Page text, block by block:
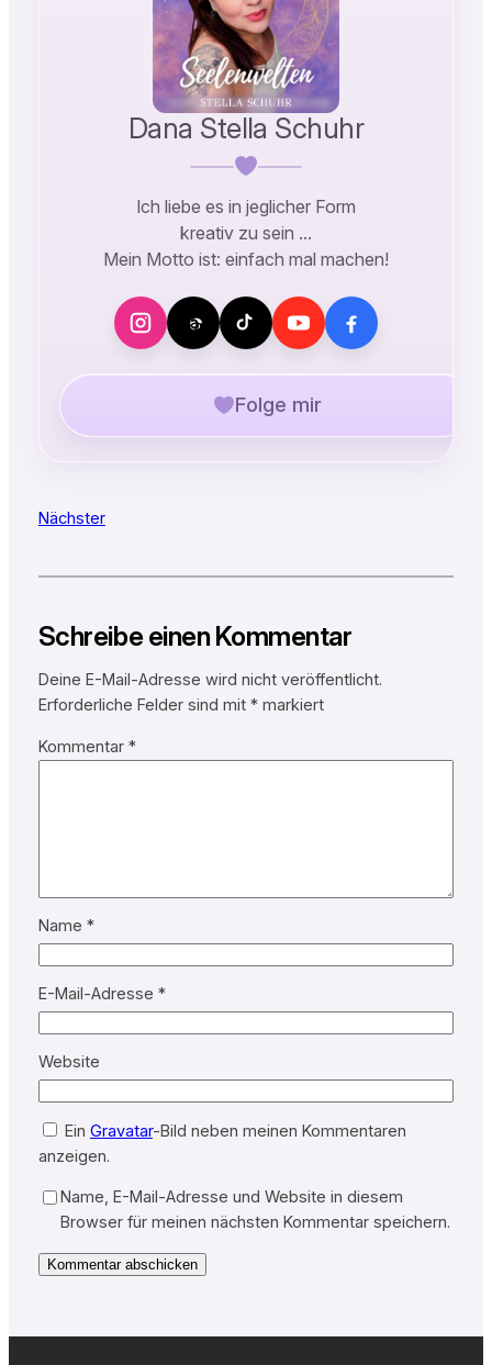
Dana Stella Schuhr
Ich liebe es in jeglicher Form
kreativ zu sein …
Mein Motto ist: einfach mal machen!
Folge mir
Nächster
Schreibe einen Kommentar
Deine E-Mail-Adresse wird nicht veröffentlicht.
Erforderliche Felder sind mit *markiert
Kommentar *
Name *
E-Mail-Adresse *
Website
Ein Gravatar-Bild neben meinen Kommentaren
anzeigen.
Name, E-Mail-Adresse und Website in diesem
Browser für meinen nächsten Kommentar speichern.